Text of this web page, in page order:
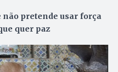
pretende usar força
quer paz